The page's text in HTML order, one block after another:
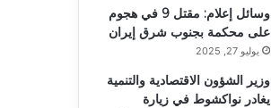
وسائل إعلام: مقتل 9 في هجوم
على محكمة بجنوب شرق إيران
يوليو 27, 2025
وزير الشؤون الاقتصادية والتنمية
يغادر نواكشوط في زيارة